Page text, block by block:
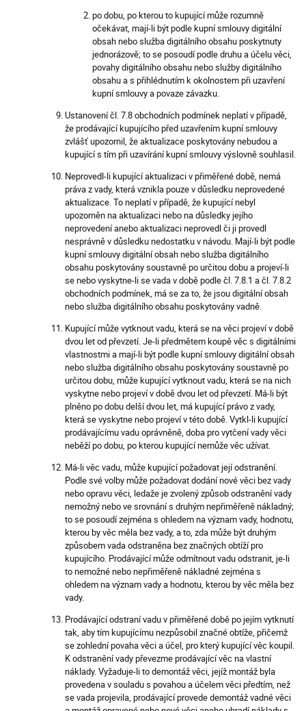
po dobu, po kterou to kupující může rozumně
očekávat, mají-li být podle kupní smlouvy digitální
obsah nebo služba digitálního obsahu poskytnuty
jednorázově; to se posoudí podle druhu a účelu věci,
povahy digitálního obsahu nebo služby digitálního
obsahu a s přihlédnutím k okolnostem při uzavření
kupní smlouvy a povaze závazku.
Ustanovení čl. 7.8 obchodních podmínek neplatí v případě,
že prodávající kupujícího před uzavřením kupní smlouvy
zvlášť upozornil, že aktualizace poskytovány nebudou a
kupující s tím při uzavírání kupní smlouvy výslovně souhlasil.
Neprovedl-li kupující aktualizaci v přiměřené době, nemá
práva z vady, která vznikla pouze v důsledku neprovedené
aktualizace. To neplatí v případě, že kupující nebyl
upozorněn na aktualizaci nebo na důsledky jejího
neprovedení anebo aktualizaci neprovedl či ji provedl
nesprávně v důsledku nedostatku v návodu. Mají-li být podle
kupní smlouvy digitální obsah nebo služba digitálního
obsahu poskytovány soustavně po určitou dobu a projeví-li
se nebo vyskytne-li se vada v době podle čl. 7.8.1 a čl. 7.8.2
obchodních podmínek, má se za to, že jsou digitální obsah
nebo služba digitálního obsahu poskytovány vadně.
Kupující může vytknout vadu, která se na věci projeví v době
dvou let od převzetí. Je-li předmětem koupě věc s digitálními
vlastnostmi a mají-li být podle kupní smlouvy digitální obsah
nebo služba digitálního obsahu poskytovány soustavně po
určitou dobu, může kupující vytknout vadu, která se na nich
vyskytne nebo projeví v době dvou let od převzetí. Má-li být
plněno po dobu delší dvou let, má kupující právo z vady,
která se vyskytne nebo projeví v této době. Vytkl-li kupující
prodávajícímu vadu oprávněně, doba pro vytčení vady věci
neběží po dobu, po kterou kupující nemůže věc užívat.
Má-li věc vadu, může kupující požadovat její odstranění.
Podle své volby může požadovat dodání nové věci bez vady
nebo opravu věci, ledaže je zvolený způsob odstranění vady
nemožný nebo ve srovnání s druhým nepřiměřeně nákladný;
to se posoudí zejména s ohledem na význam vady, hodnotu,
kterou by věc měla bez vady, a to, zda může být druhým
způsobem vada odstraněna bez značných obtíží pro
kupujícího. Prodávající může odmítnout vadu odstranit, je-li
to nemožné nebo nepřiměřeně nákladné zejména s
ohledem na význam vady a hodnotu, kterou by věc měla bez
vady.
Prodávající odstraní vadu v přiměřené době po jejím vytknutí
tak, aby tím kupujícímu nezpůsobil značné obtíže, přičemž
se zohlední povaha věci a účel, pro který kupující věc koupil.
K odstranění vady převezme prodávající věc na vlastní
náklady. Vyžaduje-li to demontáž věci, jejíž montáž byla
provedena v souladu s povahou a účelem věci předtím, než
se vada projevila, prodávající provede demontáž vadné věci